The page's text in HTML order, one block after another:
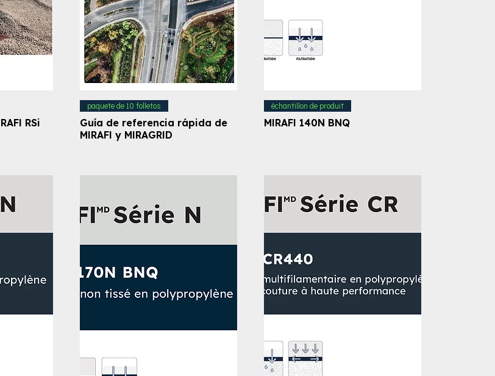
RSi
paquete de 10 folletos
Guía de referencia rápida de
MIRAFI y MIRAGRID
échantillon de produit
MIRAFI 140N BNQ